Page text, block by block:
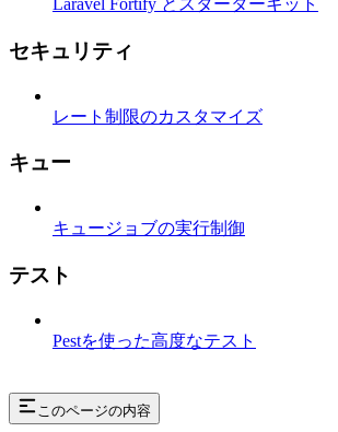
Laravel Fortify とスターターキット
セキュリティ
レート制限のカスタマイズ
キュー
キュージョブの実行制御
テスト
Pestを使った高度なテスト
このページの内容